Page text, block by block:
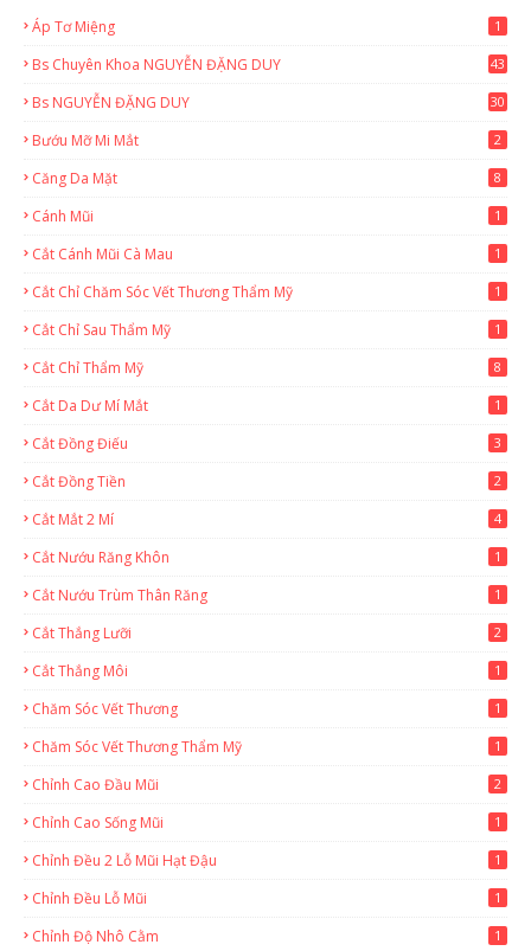
Áp Tơ Miệng 1
Bs Chuyên Khoa NGUYỄN ĐẶNG DUY
43
Bs NGUYỄN ĐẶNG DUY 30
Bướu Mỡ Mi Mắt 2
Căng Da Mặt 8
Cánh Mũi 1
Cắt Cánh Mũi Cà Mau 1
Cắt Chỉ Chăm Sóc Vết Thương Thẩm Mỹ 1
Cắt Chỉ Sau Thẩm Mỹ 1
Cắt Chỉ Thẩm Mỹ 8
Cắt Da Dư Mí Mắt 1
Cắt Đồng Điếu 3
Cắt Đồng Tiền 2
Cắt Mắt 2 Mí 4
Cắt Nướu Răng Khôn 1
Cắt Nướu Trùm Thân Răng 1
Cắt Thắng Lưỡi 2
Cắt Thắng Môi 1
Chăm Sóc Vết Thương 1
Chăm Sóc Vết Thương Thẩm Mỹ 1
Chỉnh Cao Đầu Mũi 2
Chỉnh Cao Sống Mũi 1
Chỉnh Đều 2 Lỗ Mũi Hạt Đậu 1
Chỉnh Đều Lỗ Mũi 1
Chỉnh Độ Nhô Cằm 1